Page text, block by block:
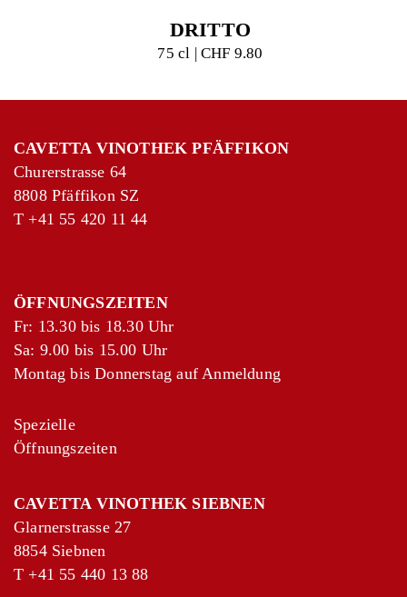
DRITTO
75 cl | CHF 9.80
CAVETTA VINOTHEK PFÄFFIKON
Churerstrasse 64
8808 Pfäffikon SZ
T +41 55 420 11 44
ÖFFNUNGSZEITEN
Fr: 13.30 bis 18.30 Uhr
Sa: 9.00 bis 15.00 Uhr
Montag bis Donnerstag auf Anmeldung
Spezielle
Öffnungszeiten
CAVETTA VINOTHEK SIEBNEN
Glarnerstrasse 27
8854 Siebnen
T +41 55 440 13 88